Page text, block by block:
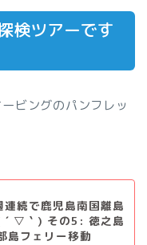
検ツアーです
ビングのパンフレッ
続で鹿児島南国離島
´ ▽ ` ) その5: 徳之島
島フェリー移動